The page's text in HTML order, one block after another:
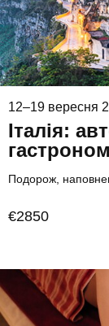
12–19 вересня
Італія:
Подорож,
€2850